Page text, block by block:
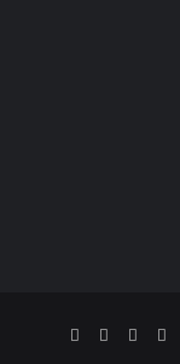
Facebook